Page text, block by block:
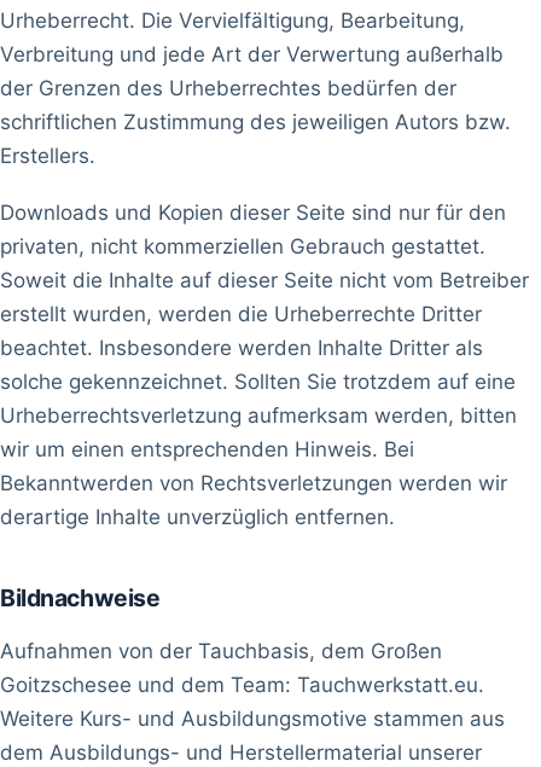
Urheberrecht. Die Vervielfältigung, Bearbeitung,
Verbreitung und jede Art der Verwertung außerhalb
der Grenzen des Urheberrechtes bedürfen der
schriftlichen Zustimmung des jeweiligen Autors bzw.
Erstellers.
Downloads und Kopien dieser Seite sind nur für den
privaten, nicht kommerziellen Gebrauch gestattet.
Soweit die Inhalte auf dieser Seite nicht vom Betreiber
erstellt wurden, werden die Urheberrechte Dritter
beachtet. Insbesondere werden Inhalte Dritter als
solche gekennzeichnet. Sollten Sie trotzdem auf eine
Urheberrechtsverletzung aufmerksam werden, bitten
wir um einen entsprechenden Hinweis. Bei
Bekanntwerden von Rechtsverletzungen werden wir
derartige Inhalte unverzüglich entfernen.
Bildnachweise
Aufnahmen von der Tauchbasis, dem Großen
Goitzschesee und dem Team: Tauchwerkstatt.eu.
Weitere Kurs- und Ausbildungsmotive stammen aus
dem Ausbildungs- und Herstellermaterial unserer